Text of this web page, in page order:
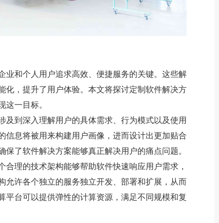
业和个人用户追求高效、便捷服务的关键。这些解
化，提升了用户体验。本文将探讨定制软件解决方
这一目标。
到深入理解用户的具体需求、行为模式以及使用
信息将被用来构建用户画像，进而设计出更加贴合
了软件解决方案能够真正解决用户的痛点问题。
理的技术架构能够帮助软件快速响应用户需求，
允许各个独立的服务独立开发、部署和扩展，从而
台可以提供弹性的计算资源，满足不同规模和复